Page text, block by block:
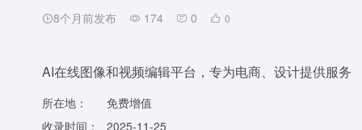
8个月前发布 174 0 0
AI在线图像和视频编辑平台，专为电商、设计提供服务
所在地：
免费增值
收录时间：
2025-11-25